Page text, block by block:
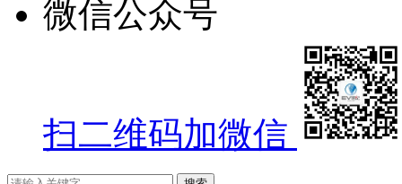
微信公众号
扫二维码加微信